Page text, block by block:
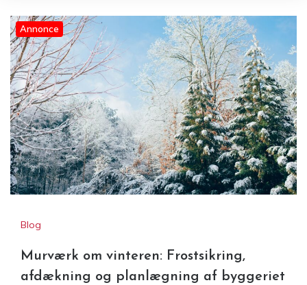
virksomheders hverdag
Annonce
Blog
Murværk om vinteren: Frostsikring,
afdækning og planlægning af byggeriet